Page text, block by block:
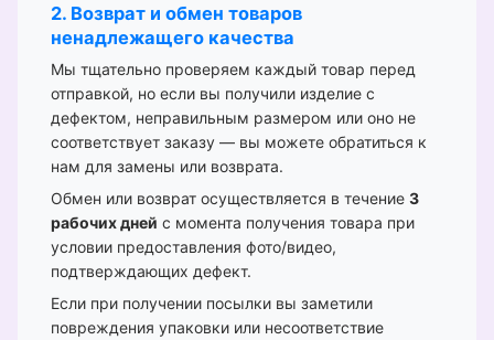
2. Возврат и обмен товаров
ненадлежащего качества
Мы тщательно проверяем каждый товар перед
отправкой, но если вы получили изделие с
дефектом, неправильным размером или оно не
соответствует заказу — вы можете обратиться к
нам для замены или возврата.
Обмен или возврат осуществляется в течение 3
рабочих дней с момента получения товара при
условии предоставления фото/видео,
подтверждающих дефект.
Если при получении посылки вы заметили
повреждения упаковки или несоответствие